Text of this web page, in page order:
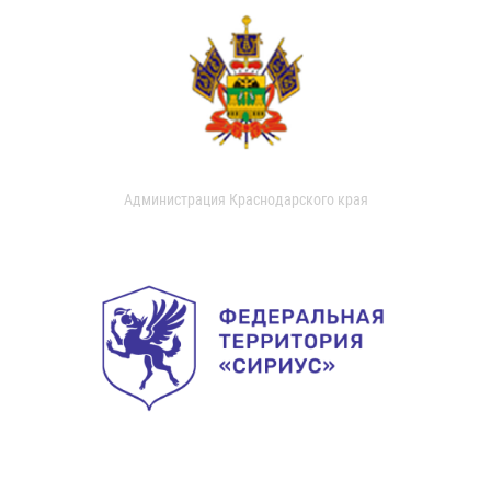
Администрация Краснодарского края